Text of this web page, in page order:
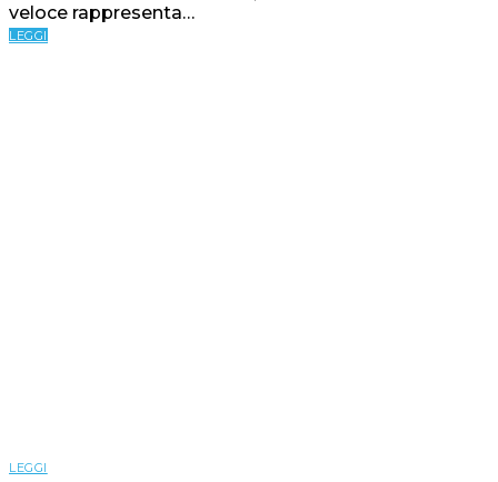
veloce rappresenta…
LEGGI
LEGGI